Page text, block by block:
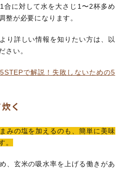
合に対して水を大さじ1〜2杯多め
整が必要になります。
り詳しい情報を知りたい方は、以
さい。
で解説！失敗しないための5
く
みの塩を加えるのも、簡単に美味
。
、玄米の吸水率を上げる働きがあ